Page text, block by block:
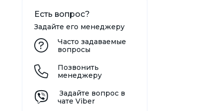
Есть вопрос?
Задайте его менеджеру
Часто задаваемые
вопросы
Позвонить
менеджеру
Задайте вопрос в
чате Viber